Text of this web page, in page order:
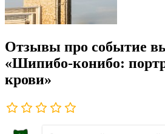
Отзывы про событие
«Шипибо-конибо:
крови»